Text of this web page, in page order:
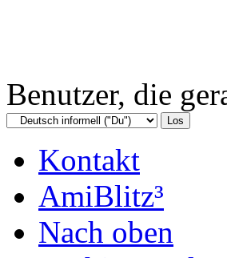
Benutzer, die
Kontakt
AmiBlitz³
Nach oben